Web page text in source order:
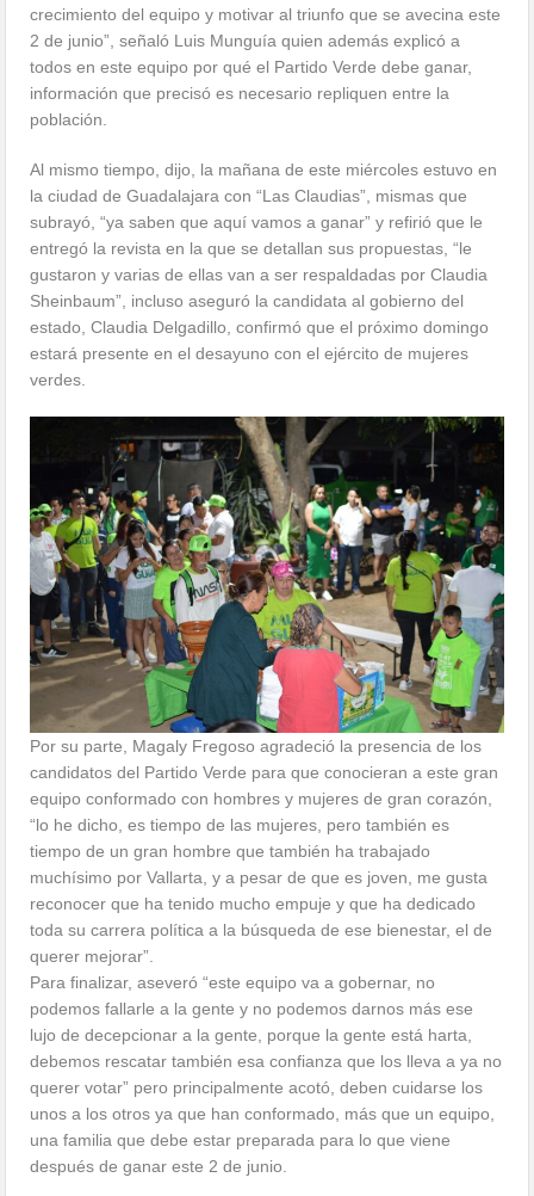
crecimiento del equipo y motivar al triunfo que se avecina este
2 de junio”, señaló Luis Munguía quien además explicó a
todos en este equipo por qué el Partido Verde debe ganar,
información que precisó es necesario repliquen entre la
población.
Al mismo tiempo, dijo, la mañana de este miércoles estuvo en
la ciudad de Guadalajara con “Las Claudias”, mismas que
subrayó, “ya saben que aquí vamos a ganar” y refirió que le
entregó la revista en la que se detallan sus propuestas, “le
gustaron y varias de ellas van a ser respaldadas por Claudia
Sheinbaum”, incluso aseguró la candidata al gobierno del
estado, Claudia Delgadillo, confirmó que el próximo domingo
estará presente en el desayuno con el ejército de mujeres
verdes.
Por su parte, Magaly Fregoso agradeció la presencia de los
candidatos del Partido Verde para que conocieran a este gran
equipo conformado con hombres y mujeres de gran corazón,
“lo he dicho, es tiempo de las mujeres, pero también es
tiempo de un gran hombre que también ha trabajado
muchísimo por Vallarta, y a pesar de que es joven, me gusta
reconocer que ha tenido mucho empuje y que ha dedicado
toda su carrera política a la búsqueda de ese bienestar, el de
querer mejorar”.
Para finalizar, aseveró “este equipo va a gobernar, no
podemos fallarle a la gente y no podemos darnos más ese
lujo de decepcionar a la gente, porque la gente está harta,
debemos rescatar también esa confianza que los lleva a ya no
querer votar” pero principalmente acotó, deben cuidarse los
unos a los otros ya que han conformado, más que un equipo,
una familia que debe estar preparada para lo que viene
después de ganar este 2 de junio.